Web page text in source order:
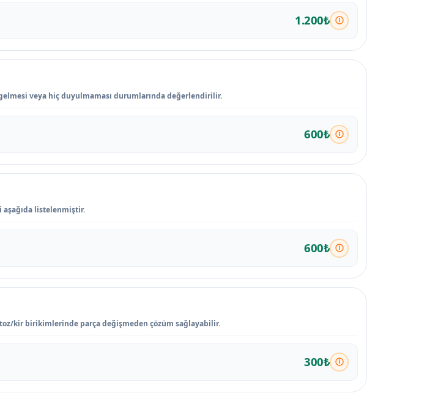
1.200₺
veya hiç duyulmaması durumlarında değerlendirilir.
600₺
aşağıda listelenmiştir.
600₺
kir birikimlerinde parça değişmeden çözüm sağlayabilir.
300₺